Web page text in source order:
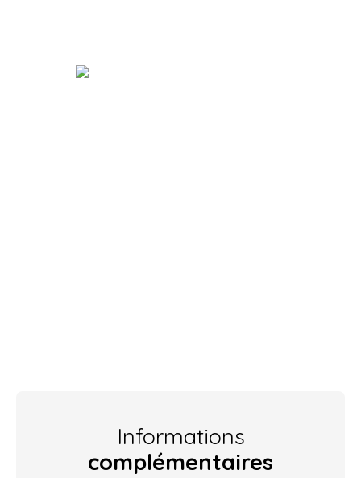
Informations
complémentaires